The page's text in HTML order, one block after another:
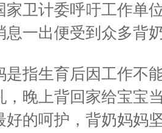
计委呼吁工作单位
息一出便受到众多背
生育后因工作不能
，晚上背回家给宝宝
好的呵护，背奶妈妈